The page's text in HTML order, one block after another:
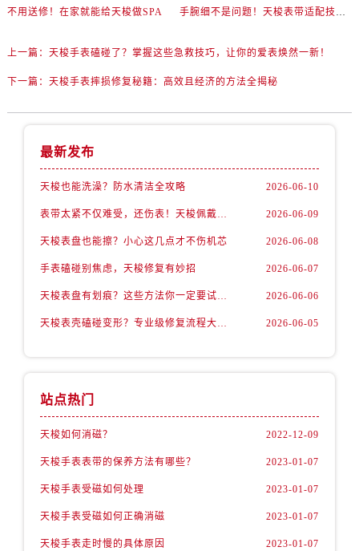
不用送修！在家就能给天梭做SPA 手腕细不是问题！天梭表带适配技巧一次讲透
上一篇： 天梭手表磕碰了？掌握这些急救技巧，让你的爱表焕然一新！
下一篇： 天梭手表摔损修复秘籍：高效且经济的方法全揭秘
最新发布
天梭也能洗澡？防水清洁全攻略 2026-06-10
表带太紧不仅难受，还伤表！天梭佩戴优化技巧 2026-06-09
天梭表盘也能擦？小心这几点才不伤机芯 2026-06-08
手表磕碰别焦虑，天梭修复有妙招 2026-06-07
天梭表盘有划痕？这些方法你一定要试试！ 2026-06-06
天梭表壳磕碰变形？专业级修复流程大公开 2026-06-05
站点热门
天梭如何消磁？ 2022-12-09
天梭手表表带的保养方法有哪些？ 2023-01-07
天梭手表受磁如何处理 2023-01-07
天梭手表受磁如何正确消磁 2023-01-07
天梭手表走时慢的具体原因 2023-01-07